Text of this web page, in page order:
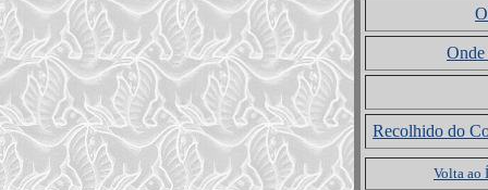
Onde
Recolhido do
Volta ao